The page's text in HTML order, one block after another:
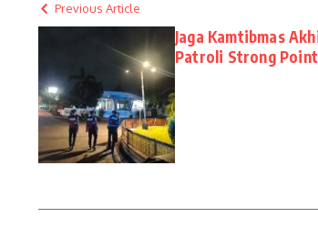
Previous Article
Jaga Kamtibmas
Patroli Strong Point